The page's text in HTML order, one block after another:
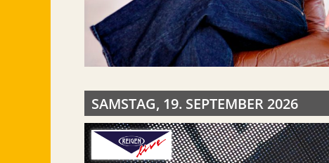
SAMSTAG, 19. SEPTEMBER 2026